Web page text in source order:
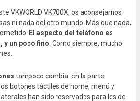
VKWORLD VK700X, os aconsejamos
ni nada del otro mundo. Más que nada,
El aspecto del teléfono es
y un poco fino . Como siempre, mucho
tampoco cambia: en la parte
botones táctiles de home, menú y
han sido reservados para los de